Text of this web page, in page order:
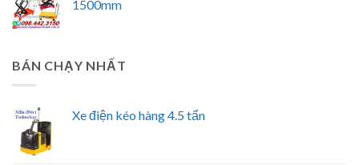
1500mm
BÁN CHẠY NHẤT
Xe điện kéo hàng 4.5 tấn